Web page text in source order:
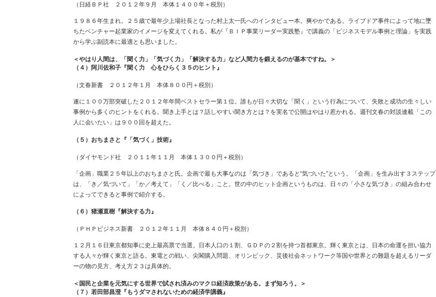
（日経ＢＰ社 ２０１２年９月 本体１４００年＋税別）
１９８６年生まれ。２５歳で最年少上場社長となった村上太一氏へのインタビュー本。爽やかである。ライブドア事件によって地に墜
ちたベンチャー起業家のイメージを変えてくれる。私が『ＢＩＰ事業リーダー実践塾』で講義の「ビジネスモデル事例と理論」を実践
から学ぶ副読本に最適とも思いました。
＜やはり人間は、「聞く力」「気づく力」「解決する力」など人間力を鍛えるのが基本ですね。＞
（４）阿川佐和子『聞く力 心をひらく３５のヒント』
（文春新書 ２０１２年１月 本体８００円＋税別）
遂に１００万部突破した２０１２年年間ベストセラー第１位。誰もが日々大切な「聞く」という行為について、失敗と成功の生々しい
事例から多くのヒントをくれる。聞き上手とは？話しやすい聞き方とは？を実名で公開はやはり惹かれる。週刊文春の対談連載「この
人に会いたい」は９００回を超えた。
（５）おちまさと『「気づく」技術』
（ダイヤモンド社 ２０１１年１１月 本体１３００円＋税別）
「企画」職業２５年以上のおちまさと氏。企画で最も大事なのは「気づき」であると“気づいた”という。「企画」を生み出す３ステップ
は、「き／気づいて」「か／考えて」「く／比べる」こと。世の中のヒット企画というものは、日々の「小さな気づき」の組み合わせ
によってできると事例で紹介する。
（６）猪瀬直樹『解決する力』
（ＰＨＰビジネス新書 ２０１２年１１月 本体８４０円＋税別）
１２月１６日東京都知事に史上最高票で当選。日本人口の１割、ＧＤＰの２割を持つ首都東京。輝く東京とは、日本の命運を担い協力
する人々が輝く東京と語る。東電との戦い、尖閣購入問題、オリンピック、災後社会ネットワーク等国や世界との難題を超えるリーダ
ーの物の見方、考え方２３は具体的。
＜国民と企業を元気にする世界で試され済みのマクロ経済政策がある。まず知ろう。＞
（７）若田部昌澄『もうダマされないための経済学講義』